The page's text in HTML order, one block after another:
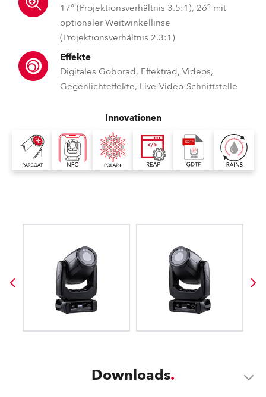
17° (Projektionsverhältnis 3.5:1), 26° mit
optionaler Weitwinkellinse
(Projektionsverhältnis 2.3:1)
Effekte
Digitales Goborad, Effektrad, Videos,
Gegenlichteffekte, Live-Video-Schnittstelle
Innovationen
Downloads